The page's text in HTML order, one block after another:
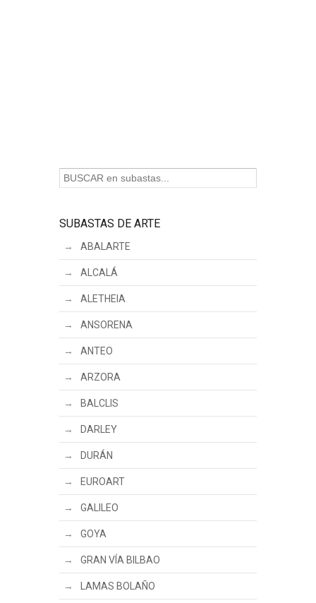
SUBASTAS DE ARTE
ABALARTE
ALCALÁ
ALETHEIA
ANSORENA
ANTEO
ARZORA
BALCLIS
DARLEY
DURÁN
EUROART
GALILEO
GOYA
GRAN VÍA BILBAO
LAMAS BOLAÑO